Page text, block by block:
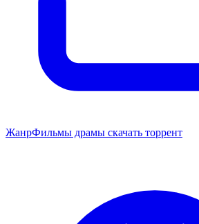
ЖанрФильмы драмы скачать торрент